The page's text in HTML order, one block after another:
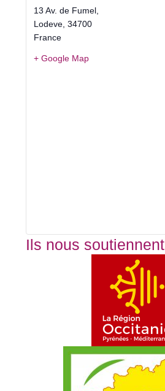
13 Av. de Fumel,
Lodeve 34700
France
+ Google Map
Ils nous soutiennent